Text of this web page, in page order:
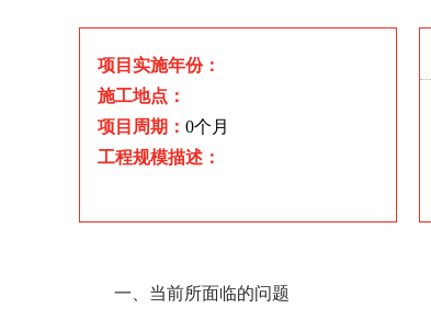
项目实施年份：
施工地点：
项目周期： 0个月
工程规模描述：
一、当前所面临的问题